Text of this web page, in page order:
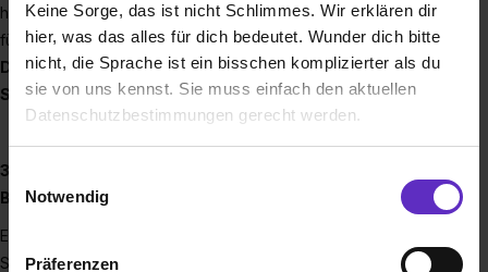
Keine Sorge, das ist nicht Schlimmes. Wir erklären dir
hier, was das alles für dich bedeutet. Wunder dich bitte
nicht, die Sprache ist ein bisschen komplizierter als du
sie von uns kennst. Sie muss einfach den aktuellen
Datenschutzbestimmungen gerecht werden.
Einwilligungsauswahl
Notwendig
Präferenzen
hin zu Betrieb ab. Und wir stellen Experten und Projektleiter
für anspruchsvolle IT-Projekte aus der Welt der
Datacenter-, Cloud-, Modern Workplace- und IT-
Security-Lösungen.
3, 2, 1 … Go-Live zum perfekten Start in Dein
Berufsleben
Erfolg kommt nicht von ungefähr: Wenn Dir Deine Ausbildung
Spaß macht, lernst Du gerne und kannst viel mehr erreichen.